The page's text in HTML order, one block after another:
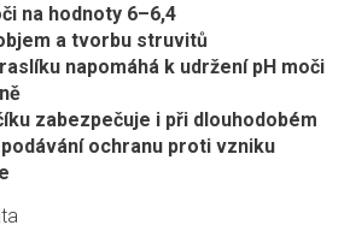
na hodnoty 6–6,4
a tvorbu struvitů
napomáhá k udržení pH moči
zabezpečuje i při dlouhodobém
ochranu proti vzniku